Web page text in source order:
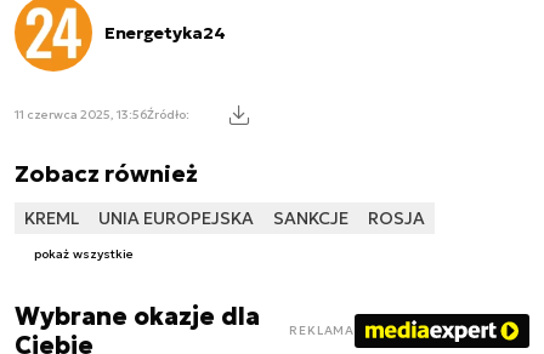
Energetyka24
11 czerwca 2025, 13:56Źródło:
Zobacz również
KREML UNIA EUROPEJSKA SANKCJE ROSJA
pokaż wszystkie
Wybrane okazje dla
Ciebie
REKLAMA